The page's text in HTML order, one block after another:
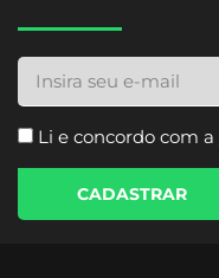
Li e concordo com a
CADASTRAR